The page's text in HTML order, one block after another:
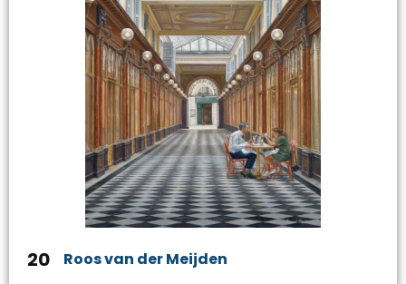
20 Roos van der Meijden